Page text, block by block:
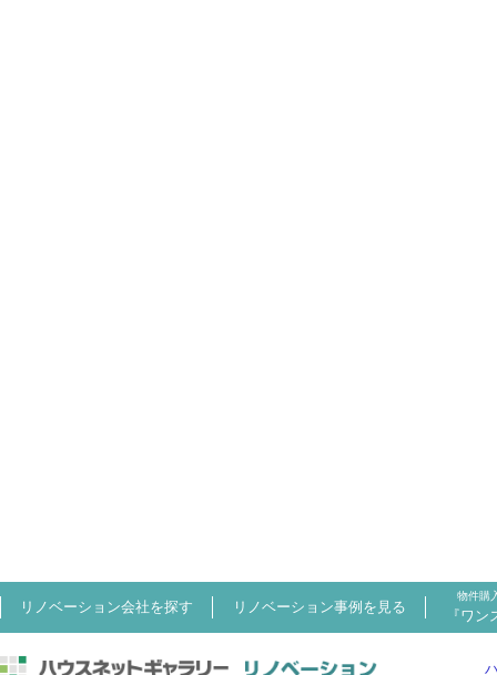
リノベーション会社を探す リノベーション事例を見る
物件購
『ワ